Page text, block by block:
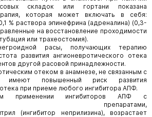
складок или гортани показана
которая может включать в себя:
% раствора эпинефрина (адреналина) (0,3-
на восстановление проходимости
или трахеостомия).
расы, получающих терапию
развития ангионевротического отека
другой расовой принадлежности.
отеком в анамнезе, не связанным с
имеют повышенный риск развития
при приеме любого ингибитора АПФ.
применении ингибиторов АПФ с
препаратами,
(ингибитор неприлизина), возрастает